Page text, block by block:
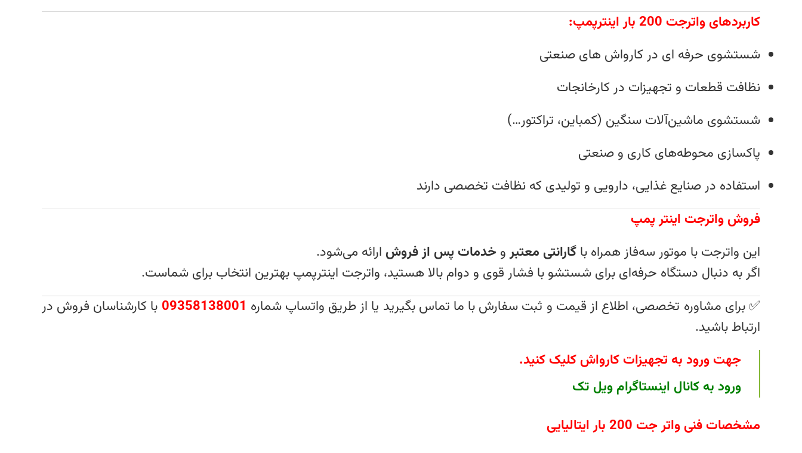
کاربردهای واترجت 200 بار اینترپمپ:
شستشوی حرفه‌ ای در کارواش‌ های صنعتی
نظافت قطعات و تجهیزات در کارخانجات
شستشوی ماشین‌آلات سنگین (کمباین، تراکتور…)
پاکسازی محوطه‌های کاری و صنعتی
استفاده در صنایع غذایی، دارویی و تولیدی که نظافت تخصصی دارند
فروش واترجت اینتر پمپ
این واترجت با موتور سه‌فاز همراه با گارانتی معتبرو خدمات پس از فروش ارائه می‌شود.
اگر به دنبال دستگاه حرفه‌ای برای شستشو با فشار قوی و دوام بالا هستید، واترجت اینترپمپ بهترین انتخاب برای شماست.
✅ برای مشاوره تخصصی، اطلاع از قیمت و ثبت سفارش با ما تماس بگیرید یا از طریق واتساپ شماره 09358138001 با کارشناسان فروش در
ارتباط باشید.
جهت ورود به تجهیزات کارواش کلیک کنید.
ورود به کانال اینستاگرام ویل تک
مشخصات فنی واتر جت 200 بار ایتالیایی